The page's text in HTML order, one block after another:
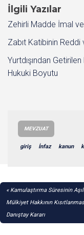
İlgili Yazılar
Zehirli Madde İmal
Zabıt Katibinin
Yurtdışından
Hukuki Boyutu
MEVZUAT
giriş İnfaz kanun
YAZI
GEZINMESI
Kamulaştırma Süresinin
Mülkiyet Hakkının
Danıştay Kararı